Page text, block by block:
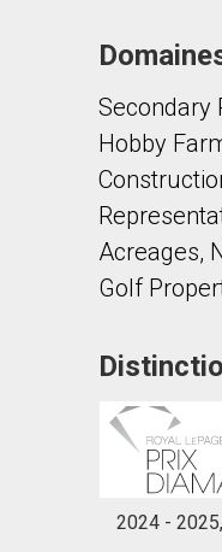
Secondary
Hobby
Acreages,
Golf
2024 -